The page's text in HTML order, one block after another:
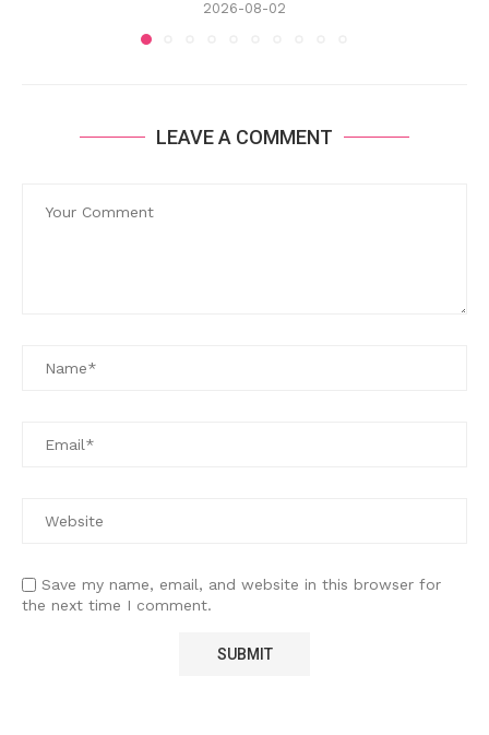
2026-08-02
LEAVE A COMMENT
Save my name, email, and website in this browser for
the next time I comment.